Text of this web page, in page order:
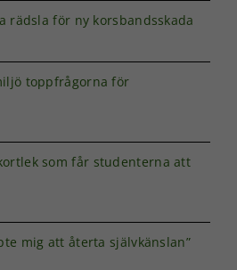
rädsla för ny korsbandsskada
toppfrågorna för
som får studenterna att
mig att återta självkänslan”